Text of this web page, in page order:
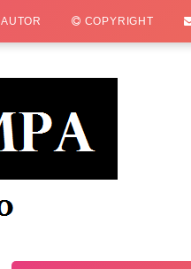
AUTOR COPYRIGHT